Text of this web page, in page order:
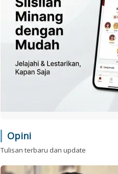
Opini
Tulisan terbaru dan update